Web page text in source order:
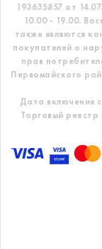
193635857 от
10.00 - 19.00.
также являются
покупателей о
прав
Первомайского
Дата включения
Торговый